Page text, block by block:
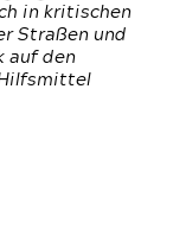
in kritischen
Straßen und
auf den